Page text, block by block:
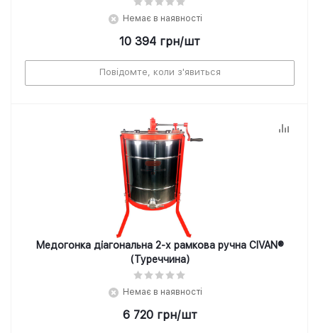
Немає в наявності
10 394 грн/шт
Повідомте, коли з'явиться
Медогонка діагональна 2-х рамкова ручна CIVAN®
(Туреччина)
Немає в наявності
6 720грн/шт